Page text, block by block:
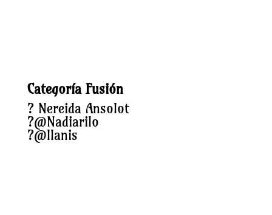
Categoría Fusión
? Nereida Ansolot
?@Nadiarilo
?@llanis